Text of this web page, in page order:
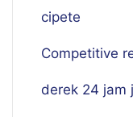
cipete
Competitive
derek 24 jam